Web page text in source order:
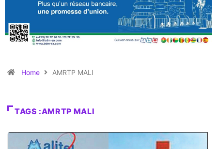
Home AMRTP MALI
TAGS :AMRTP MALI